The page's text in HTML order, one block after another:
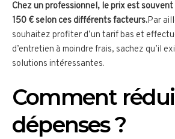
Chez un professionnel, le prix est
150 € selon ces différents facteurs.Par
souhaitez profiter d’un tarif bas et
d’entretien à moindre frais, sachez qu’il
solutions intéressantes.
Comment
dépenses ?